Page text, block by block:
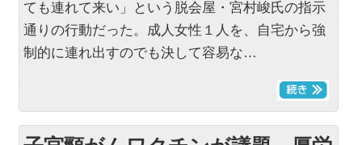
ても連れて来い」という脱会屋・宮村峻氏の指示
通りの行動だった。成人女性１人を、自宅から強
制的に連れ出すのでも決して容易な…